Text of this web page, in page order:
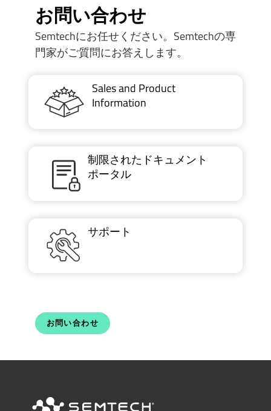
お問い合わせ
Semtechにお任せください。Semtechの専
門家がご質問にお答えします。
Sales and Product
Information
制限されたドキュメント
ポータル
サポート
お問い合わせ